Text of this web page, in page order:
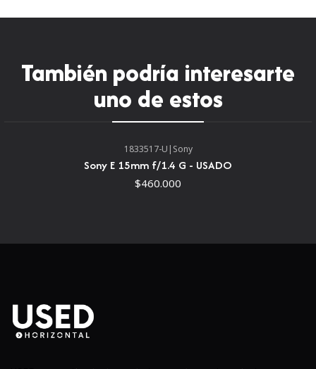
minuciosos.
crear imágenes con una profundidad de campo
extremadamente poco profunda.
El diafragma redondeado de siete hojas contribuye a
También podría interesarte
uno de estos
1833517-U | Sony
Sony E 15mm f/1.4 G - USADO
$460.000